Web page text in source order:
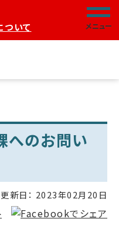
ついて
メニュー
へのお問い
更新日： 2023年02月20日